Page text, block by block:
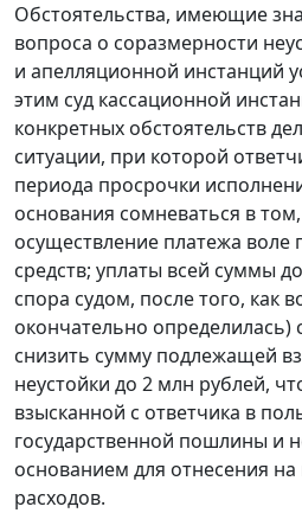
Обстоятельства, имеющие
вопроса о соразмерности
и апелляционной инстанций
этим суд кассационной
конкретных обстоятельств
ситуации, при которой
периода просрочки
основания сомневаться в том,
осуществление платежа воле
средств; уплаты всей суммы
спора судом, после того, как
окончательно
снизить сумму подлежащей
неустойки до 2 млн рублей,
взысканной с ответчика в
государственной пошлины и
основанием для отнесения
расходов.